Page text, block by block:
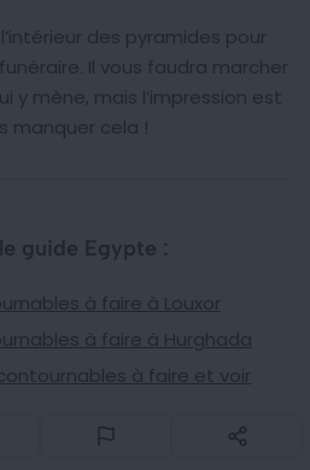
des pyramides pour
Il vous faudra marcher
y mène, mais l’impression est
manquer cela !
guide Egypte :
à faire à Louxor
à faire à Hurghada
à faire et voir